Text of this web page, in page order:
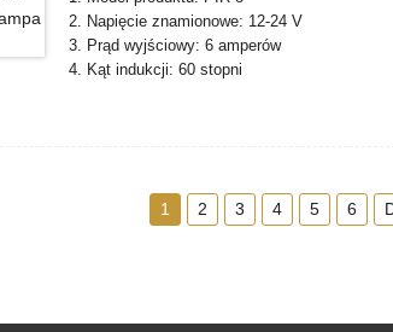
2. Napięcie znamionowe: 12-24 V
3. Prąd wyjściowy: 6 amperów
4. Kąt indukcji: 60 stopni
1 2 3 4 5 6